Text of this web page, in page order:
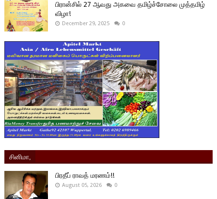
பிரான்சில் 27 ஆவது அகவை தமிழ்ச்சோலை முத்தமிழ்
விழா!
December 29, 2025 0
சினிமா,
பிரதீப் ராவத் மரணம்!!
August 05, 2026 0